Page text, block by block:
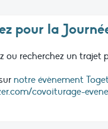
pour la
ou recherchez un trajet
notre évènement
covoiturage-